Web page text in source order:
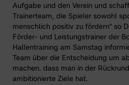
Aufgabe und den Verein und
Trainerteam, die Spieler sowohl
menschlich positiv zu fördern" so
Förder- und Leistungstrainer der
Hallentraining am Samstag
Team über die Entscheidung um
machen. dass man in der
ambitionierte Ziele hat.